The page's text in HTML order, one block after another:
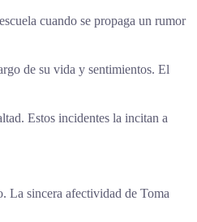
cuando se propaga un rumor
de su vida y sentimientos. El
Estos incidentes la incitan a
La sincera afectividad de Toma